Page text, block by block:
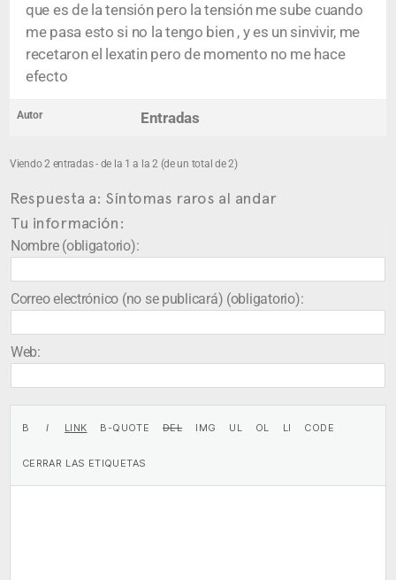
que es de la tensión pero la tensión me sube cuando
me pasa esto si no la tengo bien , y es un sinvivir, me
recetaron el lexatin pero de momento no me hace
efecto
Autor Entradas
Viendo 2 entradas - de la 1 a la 2 (de un total de 2)
Respuesta a: Síntomas raros al andar
Tu información:
Nombre (obligatorio):
Correo electrónico (no se publicará) (obligatorio):
Web: